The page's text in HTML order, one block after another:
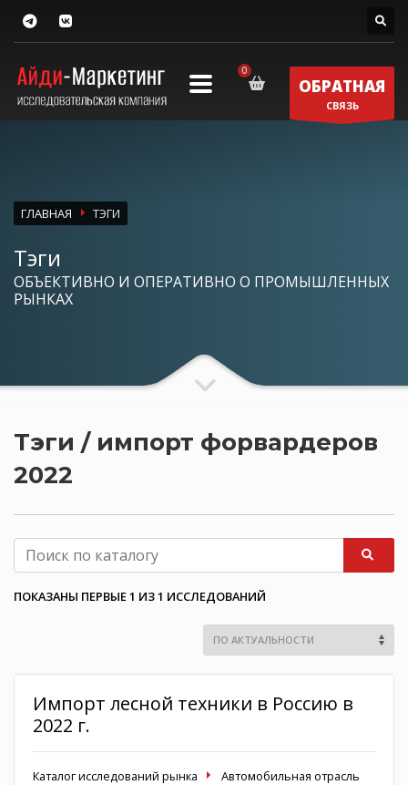
ОБРАТНАЯ
СВЯЗЬ
ГЛАВНАЯ ТЭГИ
Тэги
ОБЪЕКТИВНО И ОПЕРАТИВНО О ПРОМЫШЛЕННЫХ
РЫНКАХ
Тэги / импорт форвардеров
2022
ПОКАЗАНЫ ПЕРВЫЕ 1 ИЗ 1 ИССЛЕДОВАНИЙ
Импорт лесной техники в Россию в
2022 г.
Каталог исследований рынка
Автомобильная отрасль